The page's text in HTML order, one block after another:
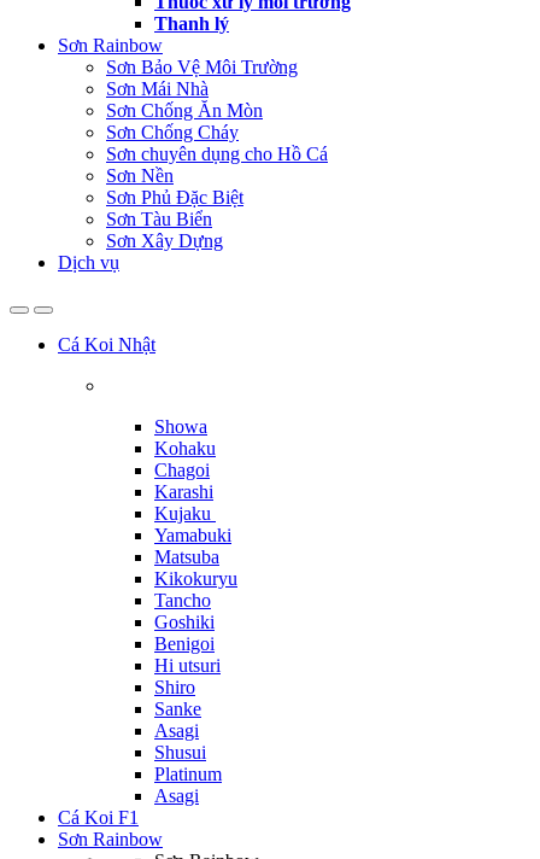
Thanh lý
Sơn Rainbow
Sơn Bảo Vệ Môi Trường
Sơn Mái Nhà
Sơn Chống Ăn Mòn
Sơn Chống Cháy
Sơn chuyên dụng cho Hồ Cá
Sơn Nền
Sơn Phủ Đặc Biệt
Sơn Tàu Biển
Sơn Xây Dựng
Dịch vụ
Cá Koi Nhật
Showa
Kohaku
Chagoi
Karashi
Kujaku
Yamabuki
Matsuba
Kikokuryu
Tancho
Goshiki
Benigoi
Hi utsuri
Shiro
Sanke
Asagi
Shusui
Platinum
Asagi
Cá Koi F1
Sơn Rainbow